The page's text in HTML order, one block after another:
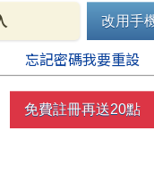
準會利率決策前夕
低走低，一度跌逾
點附近，成交
值三雄台積電、鴻
勢。台積電早盤一
改用手
忘記密碼我要重設
免費註冊再送20點